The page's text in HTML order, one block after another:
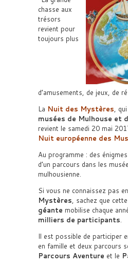
chasse aux
trésors
revient pour
toujours plus
d’amusements, de jeux, de
La Nuit des Mystères,
musées de Mulhouse et
revient le samedi 20 mai
Nuit européenne des
Au programme : des
d’un parcours dans les
mulhousienne.
Si vous ne connaissez pas
Mystères, sachez que cette
géante mobilise chaque
milliers de participants.
Il est possible de participer
en famille et deux parcours
Parcours Aventure et le